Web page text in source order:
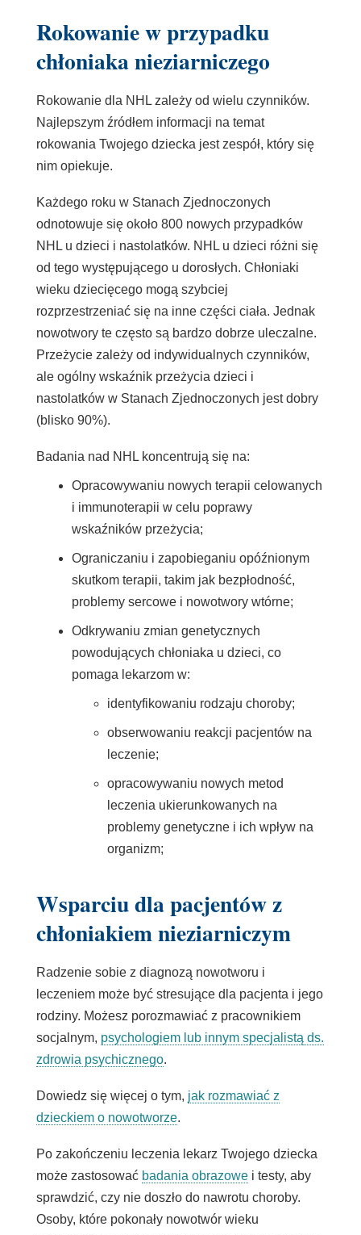
Rokowanie w przypadku
chłoniaka nieziarniczego
Rokowaniedla NHL zależy od wielu czynników.
Najlepszym źródłem informacji na temat
rokowania Twojego dziecka jest zespół, który się
nim opiekuje.
Każdego roku w Stanach Zjednoczonych
odnotowuje się około 800 nowych przypadków
NHL u dzieci i nastolatków. NHL u dzieci różni się
od tego występującego u dorosłych. Chłoniaki
wieku dziecięcego mogą szybciej
rozprzestrzeniać się na inne części ciała. Jednak
nowotwory te często są bardzo dobrze uleczalne.
Przeżycie zależy od indywidualnych czynników,
ale ogólny wskaźnik przeżycia dzieci i
nastolatków w Stanach Zjednoczonych jest dobry
(blisko 90%).
Badania nad NHL koncentrują się na:
Opracowywaniu nowych terapii celowanych
i immunoterapii w celu poprawy
wskaźników przeżycia;
Ograniczaniu i zapobieganiu opóźnionym
skutkom terapii, takim jak bezpłodność,
problemy sercowe i nowotwory wtórne;
Odkrywaniu zmian genetycznych
powodujących chłoniaka u dzieci, co
pomaga lekarzom w:
identyfikowaniu rodzaju choroby;
obserwowaniu reakcji pacjentów na
leczenie;
opracowywaniu nowych metod
leczenia ukierunkowanych na
problemy genetyczne i ich wpływ na
organizm;
Wsparciu dla pacjentów z
chłoniakiem nieziarniczym
Radzenie sobie z diagnozą nowotworu i
leczeniem może być stresujące dla pacjenta i jego
rodziny. Możesz porozmawiać z pracownikiem
socjalnym, psychologiem lub innym specjalistą ds.
zdrowia psychicznego.
Dowiedz się więcej o tym, jak rozmawiać z
dzieckiem o nowotworze.
Po zakończeniu leczenia lekarz Twojego dziecka
może zastosować badania obrazowei testy, aby
sprawdzić, czy nie doszło do nawrotu choroby.
Osoby, które pokonały nowotwór wieku